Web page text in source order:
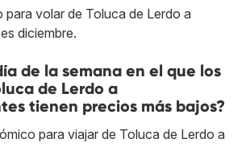
para volar de Toluca de Lerdo a
diciembre.
de la semana en el que los
de Lerdo a
tienen precios más bajos?
para viajar de Toluca de Lerdo a